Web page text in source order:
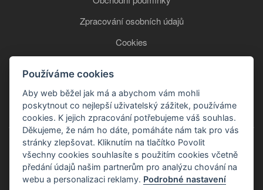
Zpracování osobních údajů
Cookies
+420 777 850 465
Používáme cookies
Aby web běžel jak má a abychom vám mohli
poskytnout co nejlepší uživatelský zážitek, používáme
cookies. K jejich zpracování potřebujeme váš souhlas.
Děkujeme, že nám ho dáte, pomáháte nám tak pro vás
stránky zlepšovat. Kliknutím na tlačítko Povolit
všechny cookies souhlasíte s použitím cookies včetně
předání údajů našim partnerům pro analýzu chování na
webu a personalizaci reklamy. Podrobné nastavení